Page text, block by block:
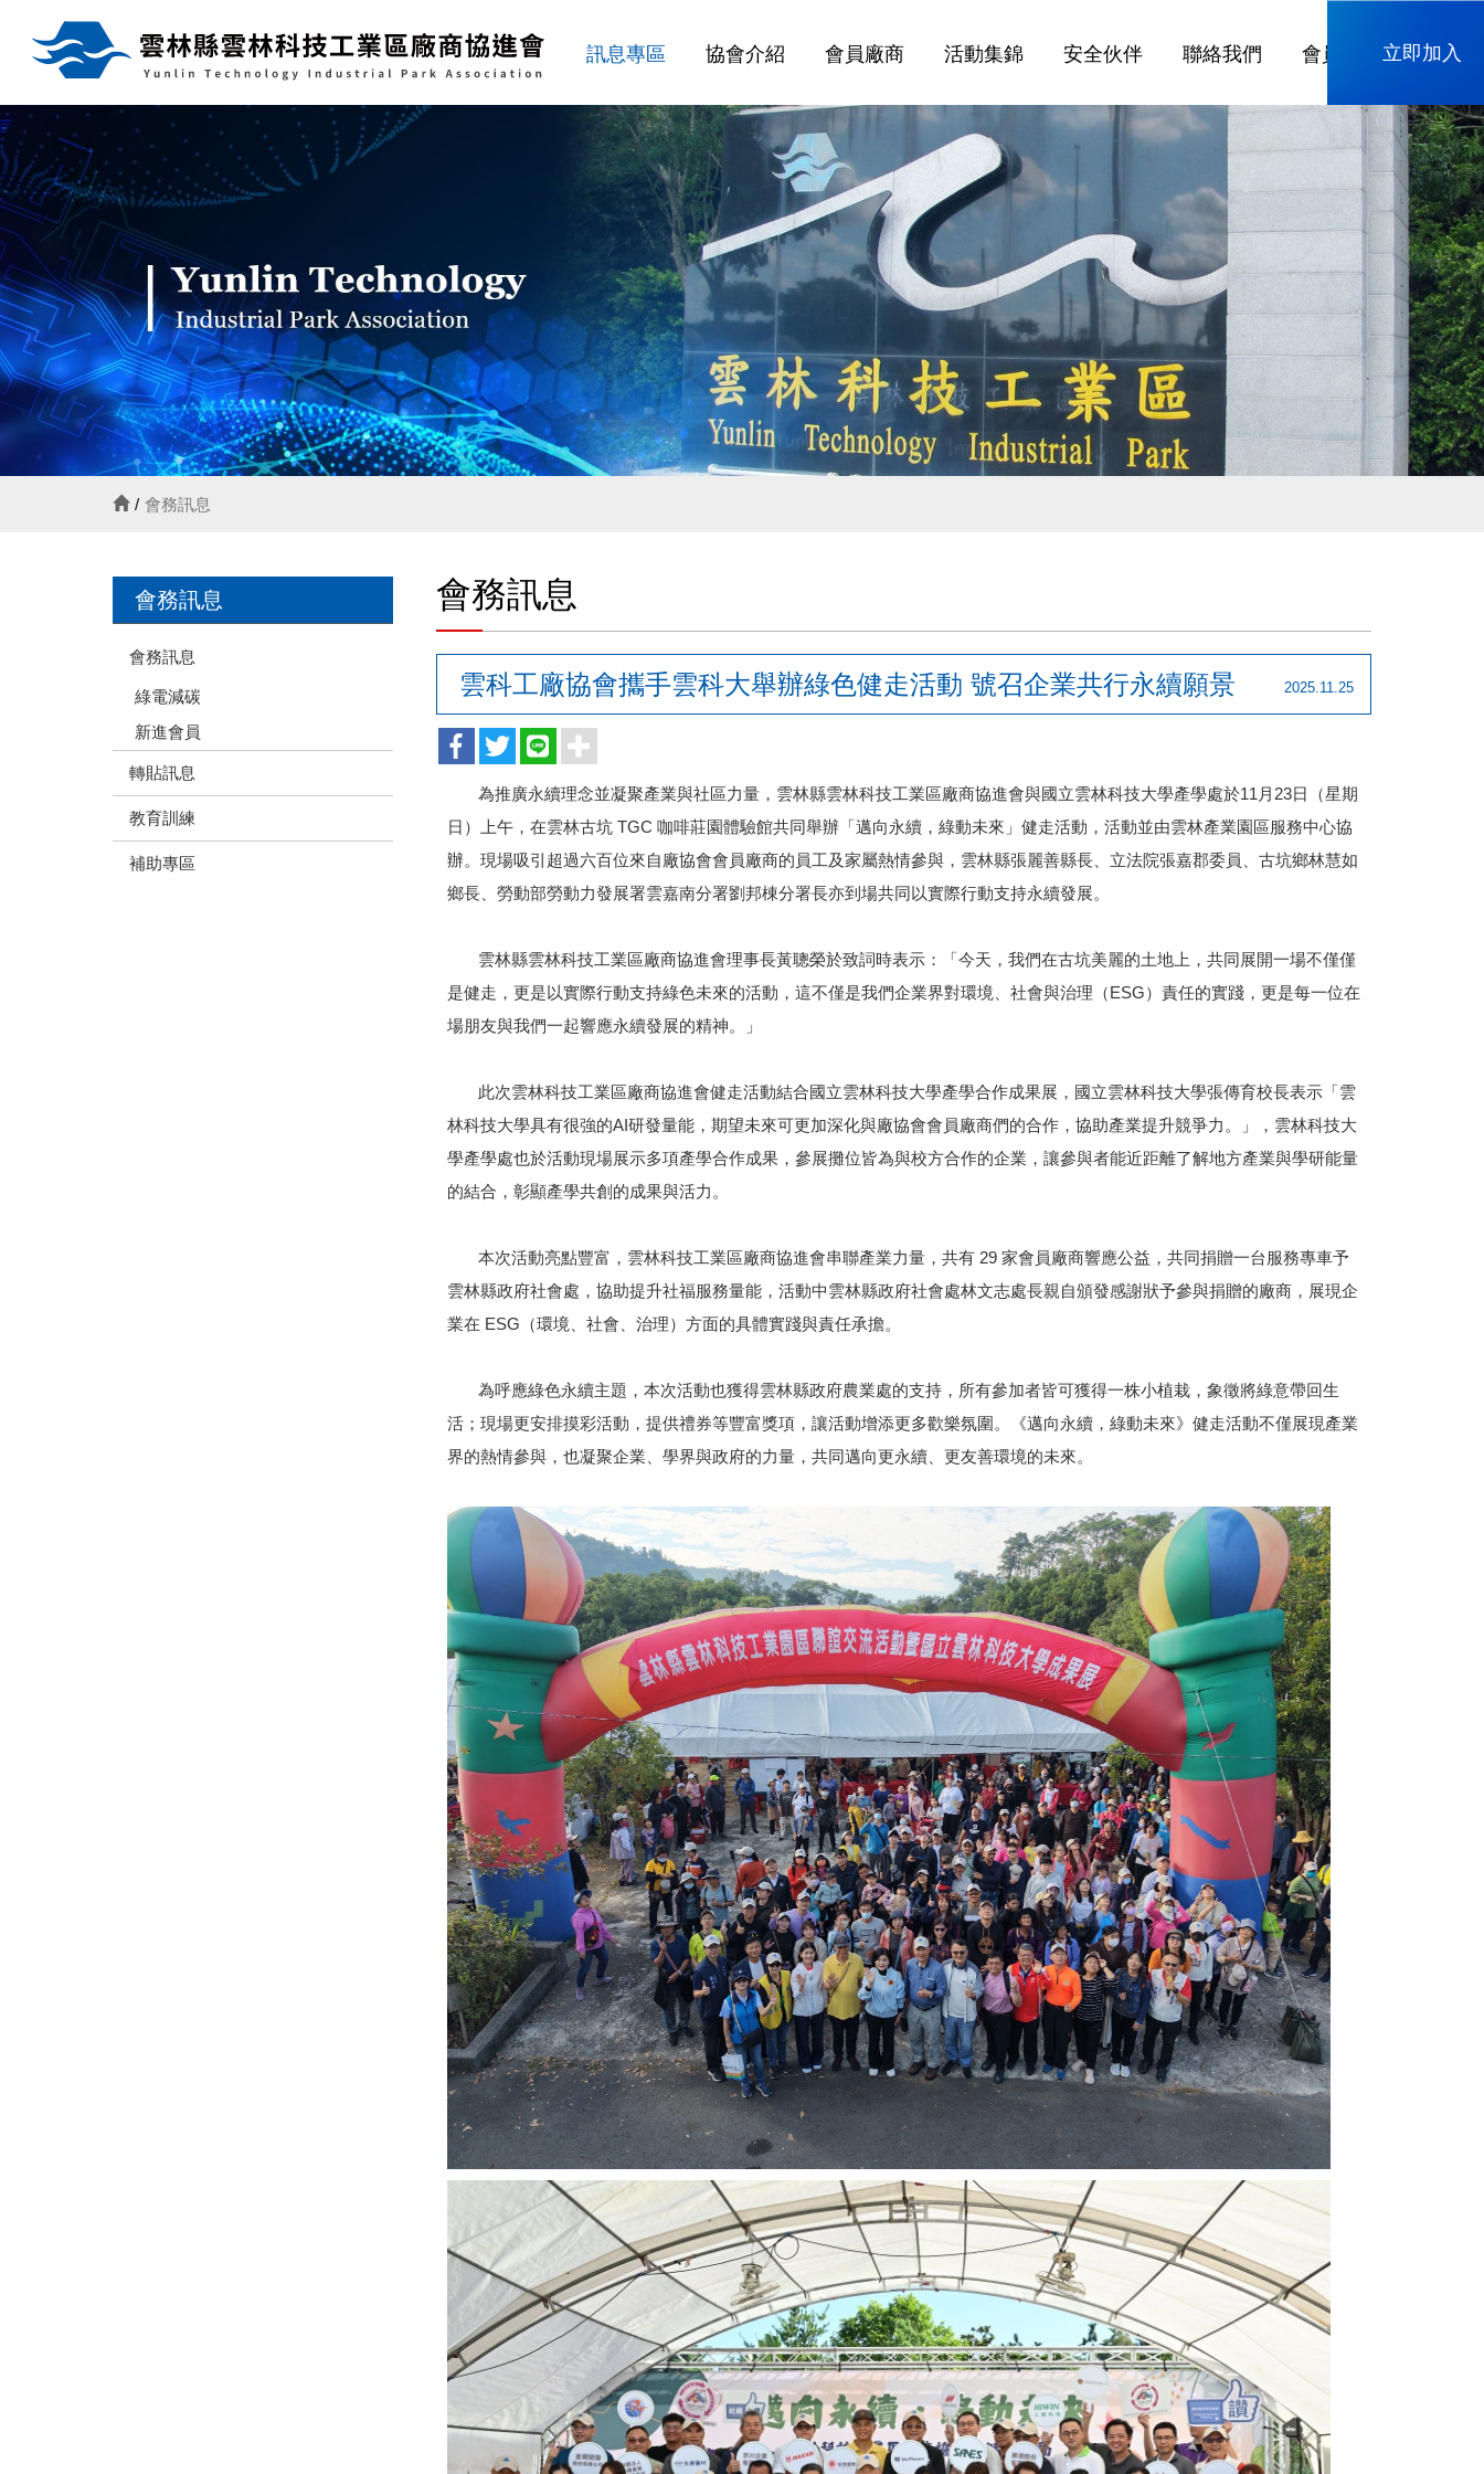
訊息專區 協會介紹 會員廠商 活動集錦 安全伙伴 聯絡我們 會員專區 立即加入
會務訊息
會務訊息
會務訊息
綠電減碳
新進會員
轉貼訊息
教育訓練
補助專區
會務訊息
2025.11.25
雲科工廠協會攜手雲科大舉辦綠色健走活動 號召企業共行永續願景
為推廣永續理念並凝聚產業與社區力量，雲林縣雲林科技工業區廠商協進會與國立雲林科技大學產學處於11月23日（星期
日）上午，在雲林古坑 TGC 咖啡莊園體驗館共同舉辦「邁向永續，綠動未來」健走活動，活動並由雲林產業園區服務中心協
辦。現場吸引超過六百位來自廠協會會員廠商的員工及家屬熱情參與，雲林縣張麗善縣長、立法院張嘉郡委員、古坑鄉林慧如
鄉長、勞動部勞動力發展署雲嘉南分署劉邦棟分署長亦到場共同以實際行動支持永續發展。
雲林縣雲林科技工業區廠商協進會理事長黃聰榮於致詞時表示：「今天，我們在古坑美麗的土地上，共同展開一場不僅僅
是健走，更是以實際行動支持綠色未來的活動，這不僅是我們企業界對環境、社會與治理（ESG）責任的實踐，更是每一位在
場朋友與我們一起響應永續發展的精神。」
此次雲林科技工業區廠商協進會健走活動結合國立雲林科技大學產學合作成果展 ， 國立雲林科技大學張傳育校長表示「雲
林科技大學具有很強的AI研發量能，期望未來可更加深化與廠協會會員廠商們的合作，協助產業提升競爭力。」，雲林科技大
學產學處也於活動現場展示多項產學合作成果，參展攤位皆為與校方合作的企業，讓參與者能近距離了解地方產業與學研能量
的結合，彰顯產學共創的成果與活力。
本次活動亮點豐富，雲林科技工業區廠商協進會串聯產業力量，共有 29 家會員廠商響應公益，共同捐贈一台服務專車予
雲林縣政府社會處，協助提升社福服務量能，活動中雲林縣政府社會處林文志處長親自頒發感謝狀予參與捐贈的廠商，展現企
業在 ESG（環境、社會、治理）方面的具體實踐與責任承擔。
為呼應綠色永續主題，本次活動也獲得雲林縣政府農業處的支持，所有參加者皆可獲得一株小植栽，象徵將綠意帶回生
活；現場更安排摸彩活動，提供禮券等豐富獎項，讓活動增添更多歡樂氛圍。《邁向永續，綠動未來》健走活動不僅展現產業
界的熱情參與，也凝聚企業、學界與政府的力量，共同邁向更永續、更友善環境的未來。